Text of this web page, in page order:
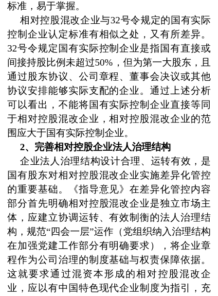
标准，易于掌握。
相对控股混改企业与32号令规定的国有实际
控制企业认定标准有相似之处，又有所差异。
32号令规定国有实际控制企业是指国有直接或
间接持股比例未超过50%，但为第一大股东，且
通过股东协议、公司章程、董事会决议或其他
协议安排能够实际支配的企业。通过上述分析
可以看出，不能将国有实际控制企业直接等同
于相对控股混改企业，相对控股混改企业的范
围应大于国有实际控制企业。
2、完善相对控股企业法人治理结构
企业法人治理结构设计合理、运转有效，是
国有股东对相对控股混改企业实施差异化管控
的重要基础。《指导意见》在差异化管控内容
部分首先明确相对控股混改企业是独立市场主
体，应建立协调运转、有效制衡的法人治理结
构，规范“四会一层”运作（党组织纳入治理结构
在加强党建工作部分有明确要求），将企业章
程作为公司治理的制度基础与权责保障依据。
这就要求通过混资本形成的相对控股混改企
业，应以有中国特色现代企业制度为指引，充